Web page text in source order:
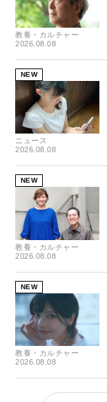
教養・カルチャー
2026.08.08
NEW
ニュース
2026.08.08
NEW
教養・カルチャー
2026.08.08
NEW
教養・カルチャー
2026.08.08